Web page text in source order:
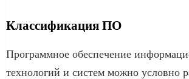
Классификация ПО
Программное обеспечение
технологий и систем можно условно